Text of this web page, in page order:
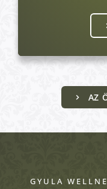
AZ
GYULA